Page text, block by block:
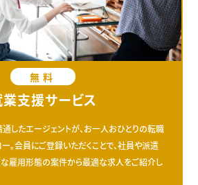
無料
支援サービス
したエージェントが、お一人おひとりの転職
。会員にご登録いただくことで、社員や派遣
な雇用形態の案件から最適な求人をご紹介し